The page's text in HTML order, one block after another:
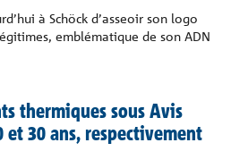
à Schöck d’asseoir son logo
emblématique de son ADN
thermiques sous Avis
et 30 ans, respectivement